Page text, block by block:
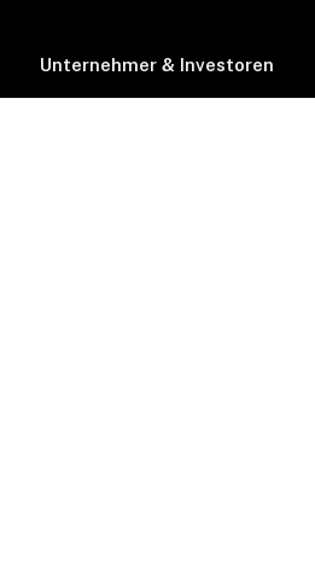
Unternehmer & Investoren